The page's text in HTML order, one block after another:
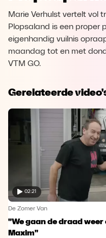
Marie Verhulst vertelt vol
Plopsaland is een proper
eigenhandig vuilnis
maandag tot en met
VTM GO.
Gerelateerde
02:21
De Zomer Van
"We gaan de draad
Maxim"